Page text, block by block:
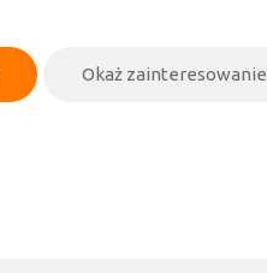
Okaż zainteresowanie